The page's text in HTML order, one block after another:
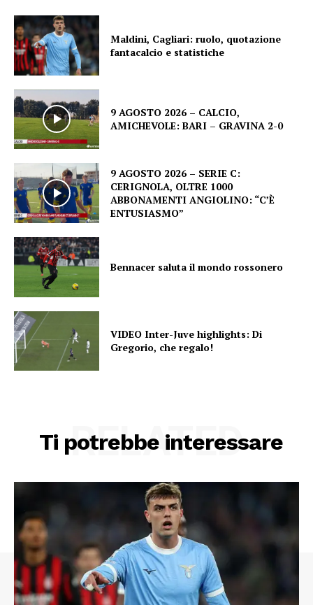
Maldini, Cagliari: ruolo, quotazione
fantacalcio e statistiche
9 AGOSTO 2026 – CALCIO,
AMICHEVOLE: BARI – GRAVINA 2-0
9 AGOSTO 2026 – SERIE C:
CERIGNOLA, OLTRE 1000
ABBONAMENTI ANGIOLINO: “C’È
ENTUSIASMO”
Bennacer saluta il mondo rossonero
VIDEO Inter-Juve highlights: Di
Gregorio, che regalo!
Ti potrebbe interessare
RELATED